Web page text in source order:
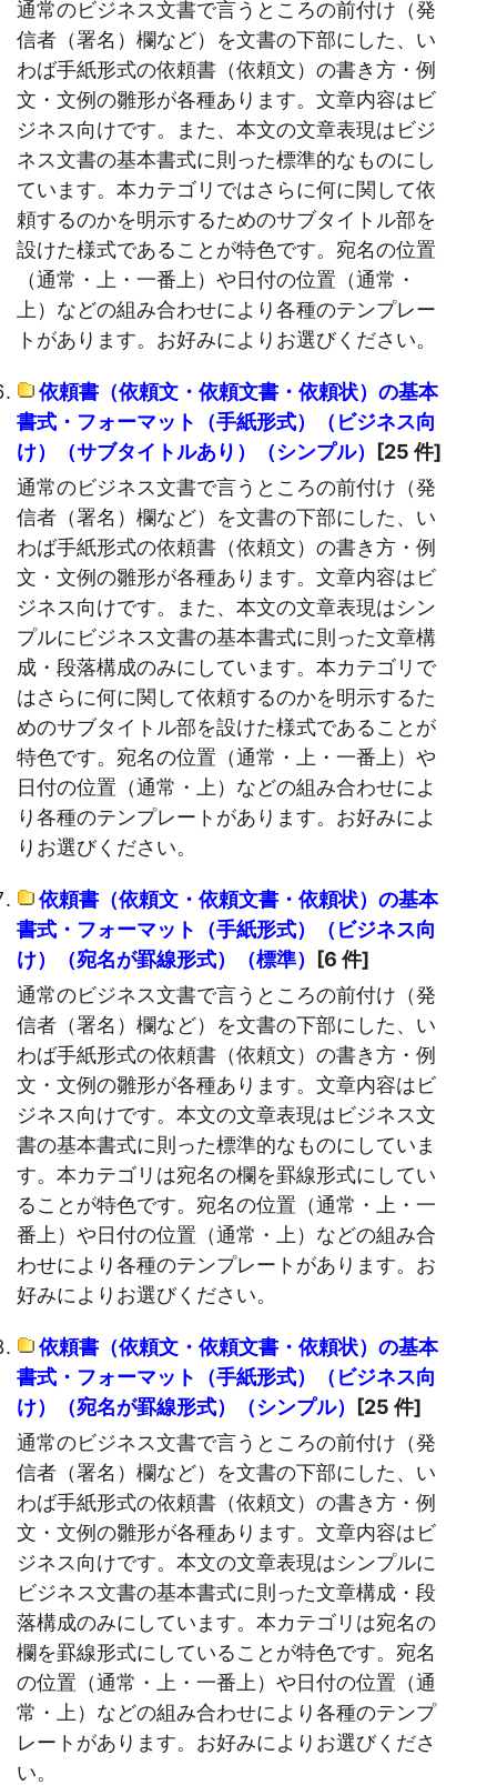
通常のビジネス文書で言うところの前付け（発
信者（署名）欄など）を文書の下部にした、い
わば手紙形式の依頼書（依頼文）の書き方・例
文・文例の雛形が各種あります。文章内容はビ
ジネス向けです。また、本文の文章表現はビジ
ネス文書の基本書式に則った標準的なものにし
ています。本カテゴリではさらに何に関して依
頼するのかを明示するためのサブタイトル部を
設けた様式であることが特色です。宛名の位置
（通常・上・一番上）や日付の位置（通常・
上）などの組み合わせにより各種のテンプレー
トがあります。お好みによりお選びください。
依頼書（依頼文・依頼文書・依頼状）の基本
書式・フォーマット（手紙形式）（ビジネス向
け）（サブタイトルあり）（シンプル） [25 件]
通常のビジネス文書で言うところの前付け（発
信者（署名）欄など）を文書の下部にした、い
わば手紙形式の依頼書（依頼文）の書き方・例
文・文例の雛形が各種あります。文章内容はビ
ジネス向けです。また、本文の文章表現はシン
プルにビジネス文書の基本書式に則った文章構
成・段落構成のみにしています。本カテゴリで
はさらに何に関して依頼するのかを明示するた
めのサブタイトル部を設けた様式であることが
特色です。宛名の位置（通常・上・一番上）や
日付の位置（通常・上）などの組み合わせによ
り各種のテンプレートがあります。お好みによ
りお選びください。
依頼書（依頼文・依頼文書・依頼状）の基本
書式・フォーマット（手紙形式）（ビジネス向
け）（宛名が罫線形式）（標準） [6 件]
通常のビジネス文書で言うところの前付け（発
信者（署名）欄など）を文書の下部にした、い
わば手紙形式の依頼書（依頼文）の書き方・例
文・文例の雛形が各種あります。文章内容はビ
ジネス向けです。本文の文章表現はビジネス文
書の基本書式に則った標準的なものにしていま
す。本カテゴリは宛名の欄を罫線形式にしてい
ることが特色です。宛名の位置（通常・上・一
番上）や日付の位置（通常・上）などの組み合
わせにより各種のテンプレートがあります。お
好みによりお選びください。
依頼書（依頼文・依頼文書・依頼状）の基本
書式・フォーマット（手紙形式）（ビジネス向
け）（宛名が罫線形式）（シンプル） [25 件]
通常のビジネス文書で言うところの前付け（発
信者（署名）欄など）を文書の下部にした、い
わば手紙形式の依頼書（依頼文）の書き方・例
文・文例の雛形が各種あります。文章内容はビ
ジネス向けです。本文の文章表現はシンプルに
ビジネス文書の基本書式に則った文章構成・段
落構成のみにしています。本カテゴリは宛名の
欄を罫線形式にしていることが特色です。宛名
の位置（通常・上・一番上）や日付の位置（通
常・上）などの組み合わせにより各種のテンプ
レートがあります。お好みによりお選びくださ
い。